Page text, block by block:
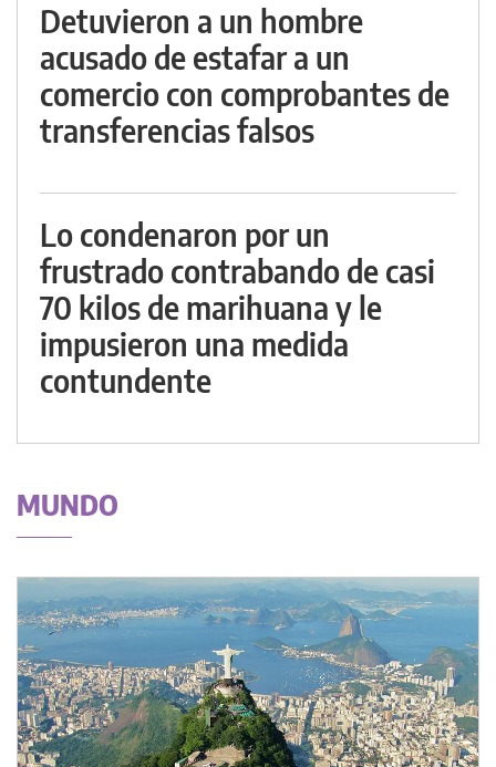
Detuvieron a un hombre
acusado de estafar a un
comercio con comprobantes de
transferencias falsos
Lo condenaron por un
frustrado contrabando de casi
70 kilos de marihuana y le
impusieron una medida
contundente
MUNDO